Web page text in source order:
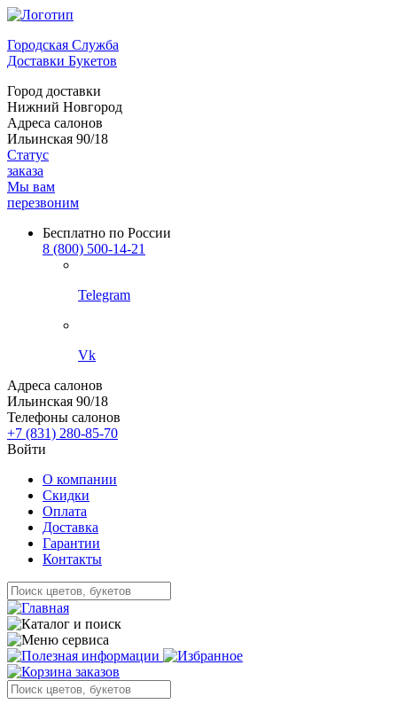
Городская Служба
Доставки Букетов
Город доставки
Нижний Новгород
Адреса салонов
Ильинская 90/18
Статус
заказа
Мы вам
перезвоним
Бесплатно по России
8 (800) 500-14-21
Telegram
Vk
Адреса салонов
Ильинская 90/18
Телефоны салонов
+7 (831) 280-85-70
Войти
О компании
Скидки
Оплата
Доставка
Гарантии
Контакты